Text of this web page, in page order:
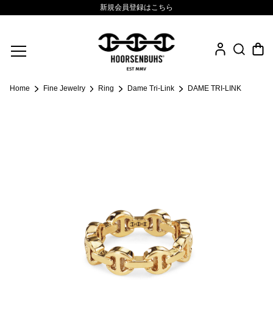
.925 Sterling
新規会員登録はこちら
Home Fine Jewelry Ring Dame Tri-Link DAME TRI-LINK